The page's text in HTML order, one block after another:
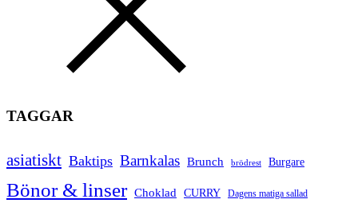
TAGGAR
asiatiskt Baktips Barnkalas Brunch brödrest Burgare
Bönor & linser Choklad CURRY Dagens matiga sallad